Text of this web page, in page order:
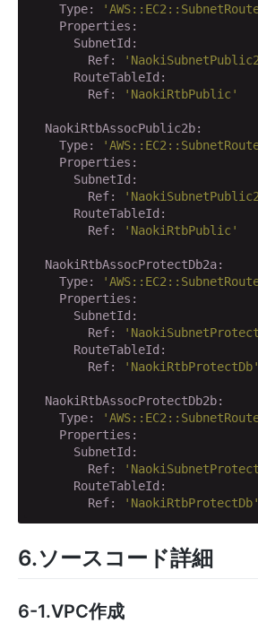
    Type:
    Properties:
      SubnetId:
        Ref:
      RouteTableId:
        Ref:
'NaokiRtbPublic'
  NaokiRtbAssocPublic2b:
    Type:
    Properties:
      SubnetId:
        Ref:
      RouteTableId:
        Ref:
'NaokiRtbPublic'
  NaokiRtbAssocProtectDb2a:
    Type:
    Properties:
      SubnetId:
        Ref:
      RouteTableId:
        Ref:
'NaokiRtbProtectDb'
  NaokiRtbAssocProtectDb2b:
    Type:
    Properties:
      SubnetId:
        Ref:
      RouteTableId:
        Ref:
'NaokiRtbProtectDb'
6.ソースコード詳細
6-1.VPC作成